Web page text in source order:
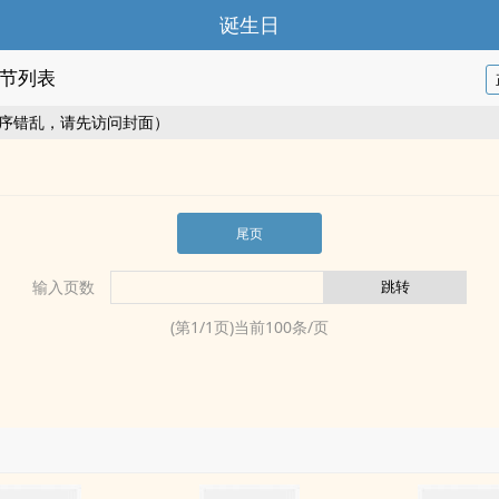
诞生日
列表
错乱，请先访问封面）
尾页
输入页数
(第1/1页)当前100条/页